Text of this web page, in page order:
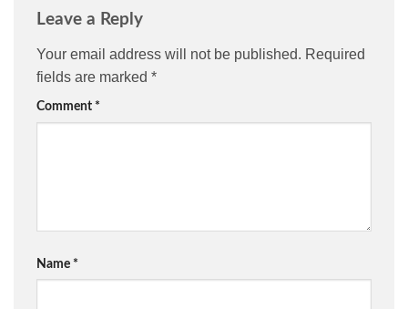
Leave a Reply
Your email address will not be published. Required
fields are marked *
Comment *
Name *